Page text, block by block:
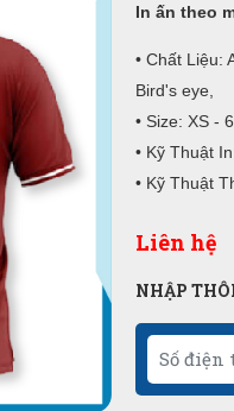
In ấn theo
• Chất Liệu:
Bird's eye,
• Size: XS -
• Kỹ Thuật
• Kỹ Thuật
Liên hệ
NHẬP